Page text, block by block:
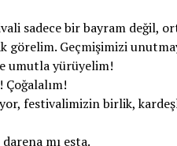
sadece bir bayram değil,
görelim. Geçmişimizi
umutla yürüyelim!
festivalimizin birlik,
mı esta.